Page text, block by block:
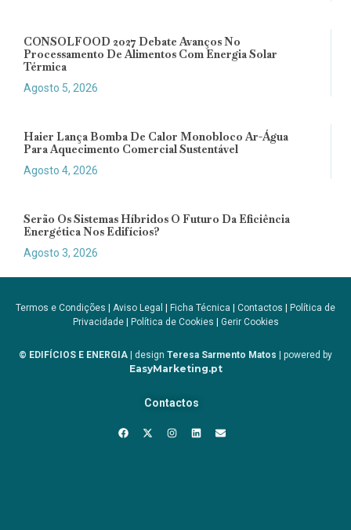
CONSOLFOOD 2027 Debate Avanços No
Processamento De Alimentos Com Energia Solar
Térmica
Agosto 5, 2026
Haier Lança Bomba De Calor Monobloco Ar-Água
Para Aquecimento Comercial Sustentável
Agosto 4, 2026
Serão Os Sistemas Híbridos O Futuro Da Eficiência
Energética Nos Edifícios?
Agosto 3, 2026
Termos e Condições | Aviso Legal | Ficha Técnica | Contactos | Política de
Privacidade| Política de Cookies | Gerir Cookies
© EDIFÍCIOS E ENERGIA | design Teresa Sarmento Matos | powered by
EasyMarketing.pt
Contactos